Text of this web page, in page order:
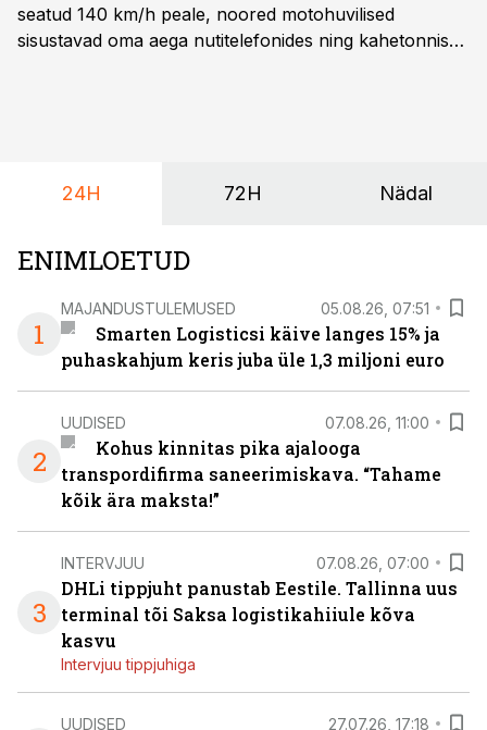
seatud 140 km/h peale, noored motohuvilised
sisustavad oma aega nutitelefonides ning kahetonnises
24H 72H Nädal
ENIMLOETUD
1
MAJANDUSTULEMUSED 05.08.26, 07:51
Smarten Logisticsi käive langes 15% ja
puhaskahjum keris juba üle 1,3 miljoni euro
2
UUDISED 07.08.26, 11:00
Kohus kinnitas pika ajalooga
transpordifirma saneerimiskava. “Tahame
kõik ära maksta!”
3
INTERVJUU 07.08.26, 07:00
DHLi tippjuht panustab Eestile. Tallinna uus
terminal tõi Saksa logistikahiiule kõva
kasvu
Intervjuu tippjuhiga
UUDISED 27.07.26, 17:18